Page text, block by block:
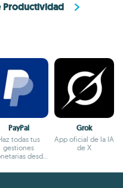
Productividad
PayPal
todas tus
gestiones
desde
Android
Grok
App oficial de la IA
de X